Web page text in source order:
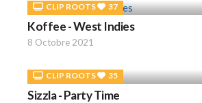
CLIP ROOTS 37
Koffee - West Indies
8 Octobre 2021
CLIP ROOTS 35
Sizzla - Party Time